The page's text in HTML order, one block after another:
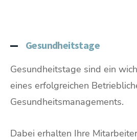
Gesundheitstage
Gesundheitstage sind ein
eines erfolgreichen
Gesundheitsmanagements.
Dabei erhalten Ihre